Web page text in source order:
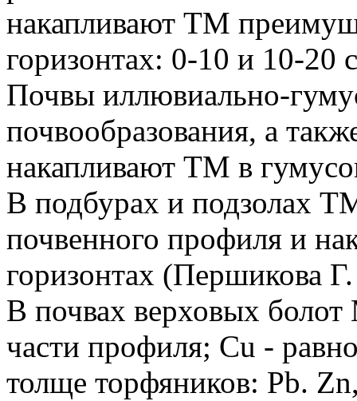
накапливают TM
горизонтах: 0-10 и 10-20
Почвы иллювиально-
почвообразования, а
накапливают TM в
В подбурах и подзолах
почвенного профиля и
горизонтах (Першикова
В почвах верховых болот
части профиля; Cu -
толще торфяников: Pb.